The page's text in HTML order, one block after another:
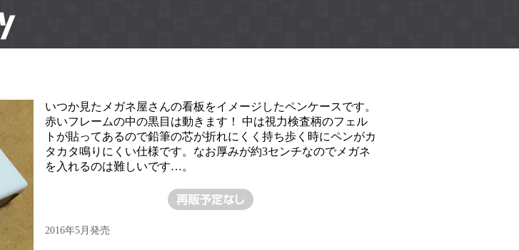
いつか見たメガネ屋さんの看板をイメージしたペンケースです。
赤いフレームの中の黒目は動きます！ 中は視力検査柄のフェル
トが貼ってあるので鉛筆の芯が折れにくく持ち歩く時にペンがカ
タカタ鳴りにくい仕様です。なお厚みが約3センチなのでメガネ
を入れるのは難しいです…。
2016年5月発売